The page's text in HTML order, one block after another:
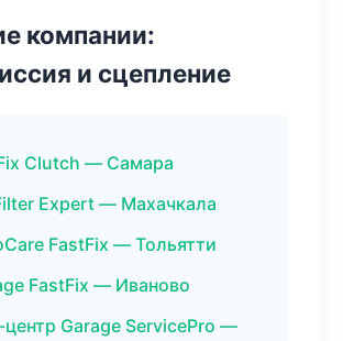
компании:
и сцепление
Clutch — Самара
Expert — Махачкала
FastFix — Тольятти
FastFix — Иваново
Garage ServicePro —